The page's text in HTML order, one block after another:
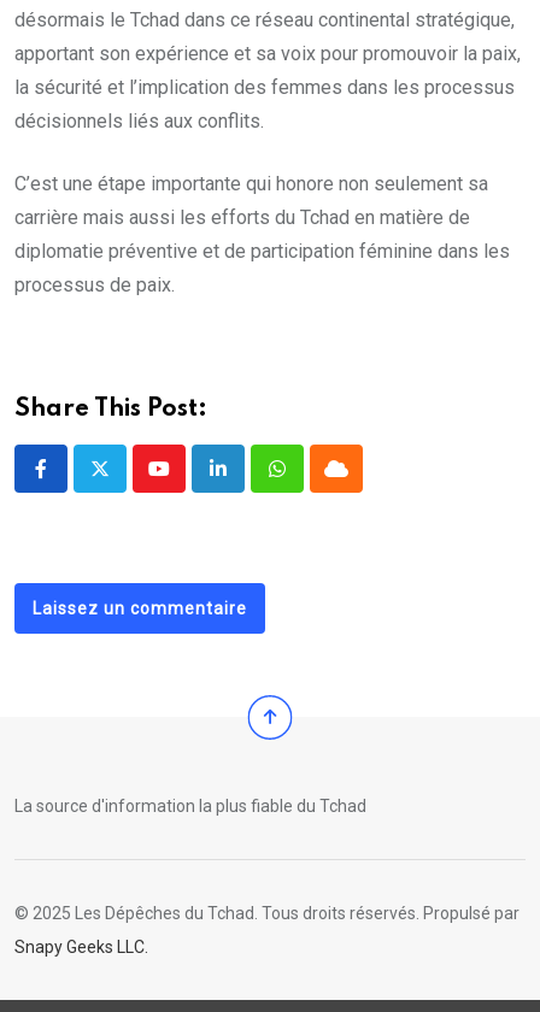
désormais le Tchad dans ce réseau continental stratégique,
apportant son expérience et sa voix pour promouvoir la paix,
la sécurité et l’implication des femmes dans les processus
décisionnels liés aux conflits.
C’est une étape importante qui honore non seulement sa
carrière mais aussi les efforts du Tchad en matière de
diplomatie préventive et de participation féminine dans les
processus de paix.
Share This Post:
YoutubeLinkedInWhatsappCloud
Laissez un commentaire
La source d'information la plus fiable du Tchad
© 2025 Les Dépêches du Tchad. Tous droits réservés. Propulsé par
Snapy Geeks LLC.